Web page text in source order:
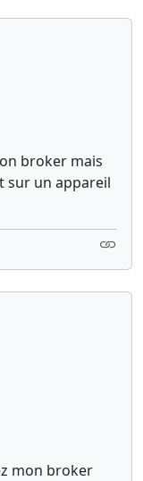
broker mais
sur un appareil
mon broker